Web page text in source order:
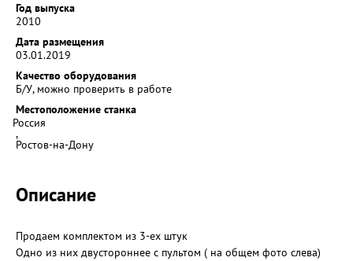
Год выпуска
2010
Дата размещения
03.01.2019
Качество оборудования
Б/У, можно проверить в работе
Местоположение станка
Россия
,
Ростов-на-Дону
Описание
Продаем комплектом из 3-ех штук
Одно из них двустороннее с пультом ( на общем фото слева)